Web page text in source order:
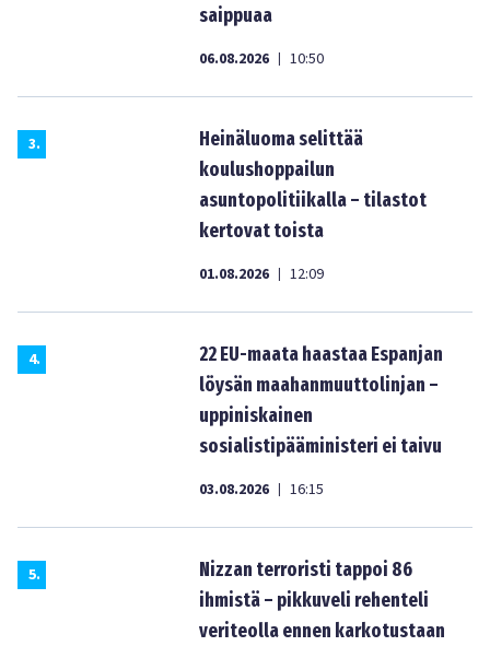
saippuaa
06.08.2026 | 10:50
3.
Heinäluoma selittää
koulushoppailun
asuntopolitiikalla – tilastot
kertovat toista
01.08.2026 | 12:09
4.
22 EU-maata haastaa Espanjan
löysän maahanmuuttolinjan –
uppiniskainen
sosialistipääministeri ei taivu
03.08.2026 | 16:15
5.
Nizzan terroristi tappoi 86
ihmistä – pikkuveli rehenteli
veriteolla ennen karkotustaan